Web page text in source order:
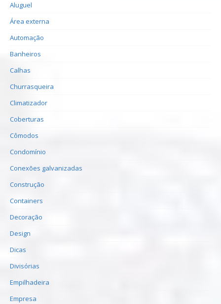
Aluguel
Área externa
Automação
Banheiros
Calhas
Churrasqueira
Climatizador
Coberturas
Cômodos
Condomínio
Conexões galvanizadas
Construção
Containers
Decoração
Design
Dicas
Divisórias
Empilhadeira
Empresa